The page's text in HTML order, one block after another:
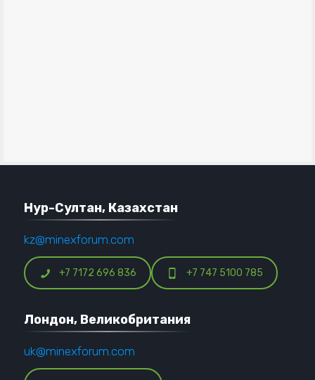
Нур-Султан, Казахстан
kz@minexforum.com
+7 7172 696 836 +7 747 5100 785
Лондон, Великобритания
uk@minexforum.com